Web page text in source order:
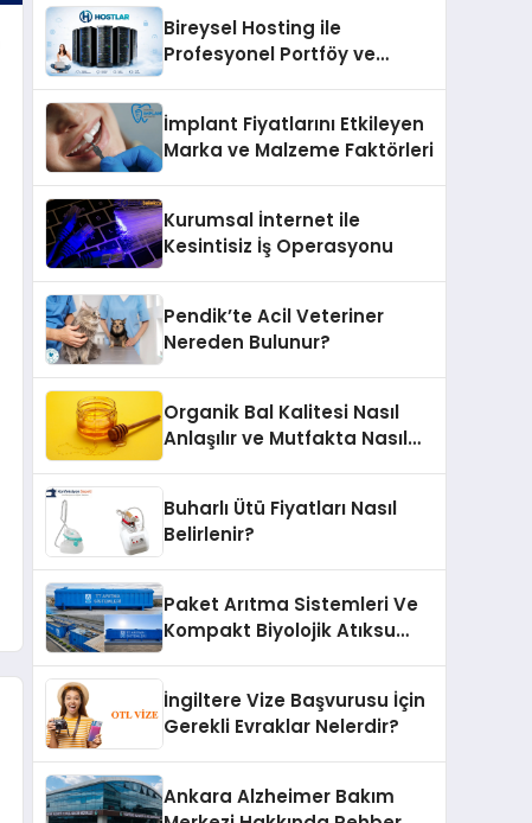
Bireysel Hosting ile
Profesyonel Portföy ve
İmplant Fiyatlarını Etkileyen
Marka ve Malzeme Faktörleri
Kurumsal İnternet ile
Kesintisiz İş Operasyonu
Pendik’te Acil Veteriner
Nereden Bulunur?
Organik Bal Kalitesi Nasıl
Anlaşılır ve Mutfakta Nasıl
Buharlı Ütü Fiyatları Nasıl
Belirlenir?
Paket Arıtma Sistemleri Ve
Kompakt Biyolojik Atıksu
İngiltere Vize Başvurusu İçin
Gerekli Evraklar Nelerdir?
Ankara Alzheimer Bakım